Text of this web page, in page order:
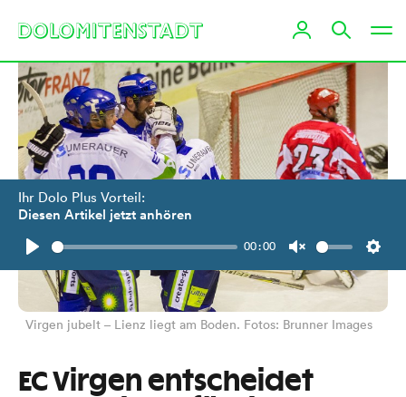
Ihr Dolo Plus Vorteil:
Diesen Artikel jetzt anhören
Play
00:00
Unmute
Virgen jubelt – Lienz liegt am Boden. Fotos: Brunner Images
EC Virgen entscheidet